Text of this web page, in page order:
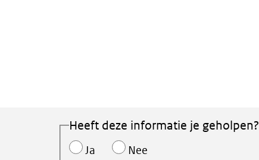
Heeft deze informatie je geholpen?
Ja Nee